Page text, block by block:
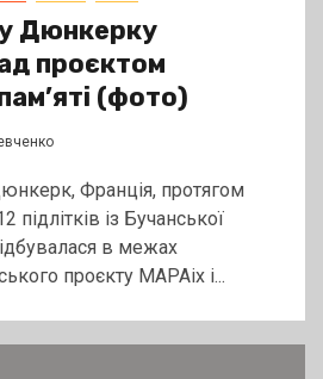
Дюнкерку
проєктом
(фото)
Франція, протягом
із Бучанської
в межах
проєкту MAPAix і...